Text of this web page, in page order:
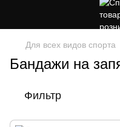
Для всех видов спорта
Бандажи на
Фильтр